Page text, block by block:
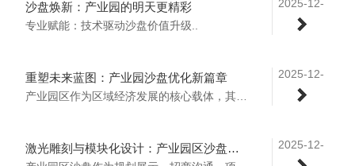
2025-12-
18
沙盘焕新：产业园的明天更精彩
专业赋能：技术驱动沙盘价值升级..
2025-12-
17
重塑未来蓝图：产业园沙盘优化新篇章
产业园区作为区域经济发展的核心载体，其规划展示、招商洽谈与项目推进，离不开沙盘这一可视化核心工具。在数字化与工业化技术深度融合的当下，产业园沙盘正突破传统手工制作的桎梏，以精准化工艺、模块化架构、智能化交互为核心方向完成全面升级，开启从“静态模型”到“动态价值载体”的优化新篇章，为园区发展的全生命周期提供强力支撑。..
2025-12-
17
激光雕刻与模块化设计：产业园区沙盘的精准复刻与快速迭代